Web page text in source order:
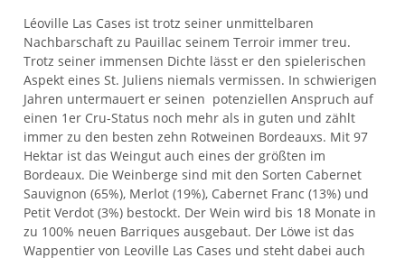
Léoville Las Cases ist trotz seiner unmittelbaren
Nachbarschaft zu Pauillac seinem Terroir immer treu.
Trotz seiner immensen Dichte lässt er den spielerischen
Aspekt eines St. Juliens niemals vermissen. In schwierigen
Jahren untermauert er seinen potenziellen Anspruch auf
einen 1er Cru-Status noch mehr als in guten und zählt
immer zu den besten zehn Rotweinen Bordeauxs. Mit 97
Hektar ist das Weingut auch eines der größten im
Bordeaux. Die Weinberge sind mit den Sorten Cabernet
Sauvignon (65%), Merlot (19%), Cabernet Franc (13%) und
Petit Verdot (3%) bestockt. Der Wein wird bis 18 Monate in
zu 100% neuen Barriques ausgebaut. Der Löwe ist das
Wappentier von Leoville Las Cases und steht dabei auch